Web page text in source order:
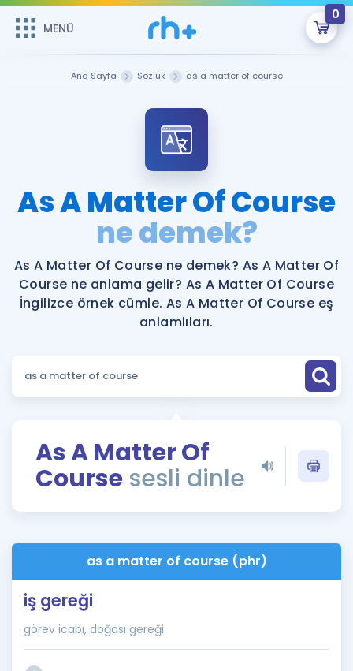
MENÜ
0
Şifremi Hatırlamıyorum
Sepetin Şu An Boş.
Remzi Hoca ile seni sınava hazırlayacak onlarca eğitim seni
bekliyor!
MENÜ
Faydalı Araçlar
Ücretsiz Kaynaklar
Kampanyalar
Blog
İngilizce Gramer
Blog
İngilizce Gramer
Kariyer
Ana Sayfa Sözlük as a matter of course
As A Matter Of Course
ne demek?
As A Matter Of Course ne demek? As A Matter Of
Course ne anlama gelir? As A Matter Of Course
İngilizce örnek cümle. As A Matter Of Course eş
anlamlıları.
As A Matter Of
Course sesli dinle
as a matter of course (phr)
iş gereği
görev icabı, doğası gereği